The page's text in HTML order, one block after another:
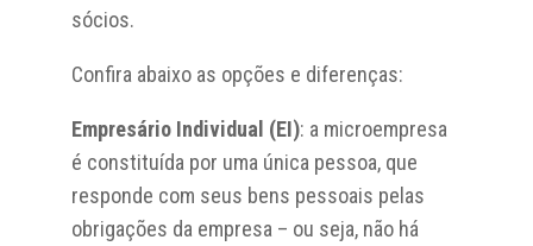
sócios.
Confira abaixo as opções e diferenças:
Empresário Individual (EI): a microempresa
é constituída por uma única pessoa, que
responde com seus bens pessoais pelas
obrigações da empresa – ou seja, não há